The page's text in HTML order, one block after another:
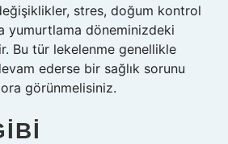
stres, doğum kontrol
yumurtlama döneminizdeki
Bu tür lekelenme genellikle
ederse bir sağlık sorunu
görünmelisiniz.